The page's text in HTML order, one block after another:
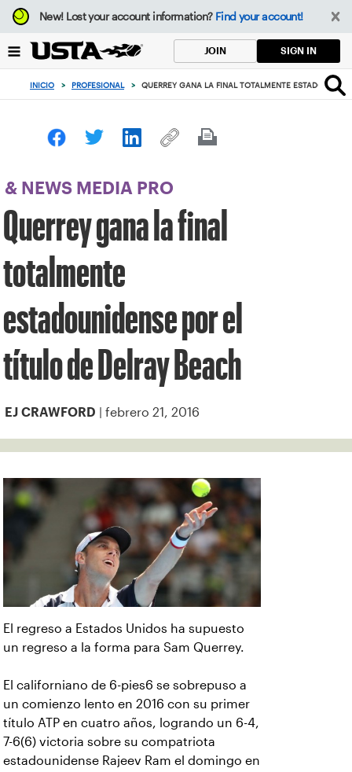
Enfoque
desde
botón
volver
principio
New!Lost your account information? Find your account!
JOIN SIGN IN
INICIO > PROFESIONAL > QUERREY GANA LA FINAL TOTALMENTE
& NEWS MEDIA PRO
Querrey gana la final
totalmente
estadounidense por el
título de Delray Beach
EJ CRAWFORD | febrero 21, 2016
El regreso a Estados Unidos ha supuesto
un regreso a la forma para Sam Querrey.
El californiano de 6-pies6 se sobrepuso a
un comienzo lento en 2016 con su primer
título ATP en cuatro años, logrando un 6-4,
7-6(6) victoria sobre su compatriota
estadounidense Rajeev Ram el domingo en